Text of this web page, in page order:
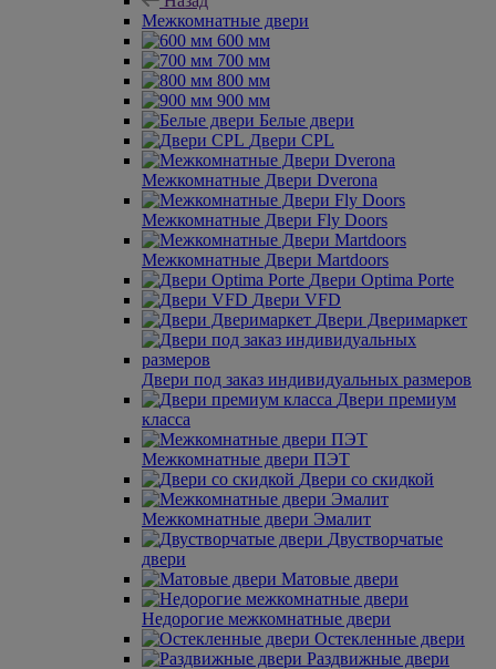
Межкомнатные двери
600 мм
700 мм
800 мм
900 мм
Белые двери
Двери CPL
Межкомнатные Двери Dverona
Межкомнатные Двери Fly Doors
Межкомнатные Двери Martdoors
Двери Optima Porte
Двери VFD
Двери Дверимаркет
Двери под заказ индивидуальных размеров
Двери премиум
класса
Межкомнатные двери ПЭТ
Двери со скидкой
Межкомнатные двери Эмалит
Двустворчатые
двери
Матовые двери
Недорогие межкомнатные двери
Остекленные двери
Раздвижные двери